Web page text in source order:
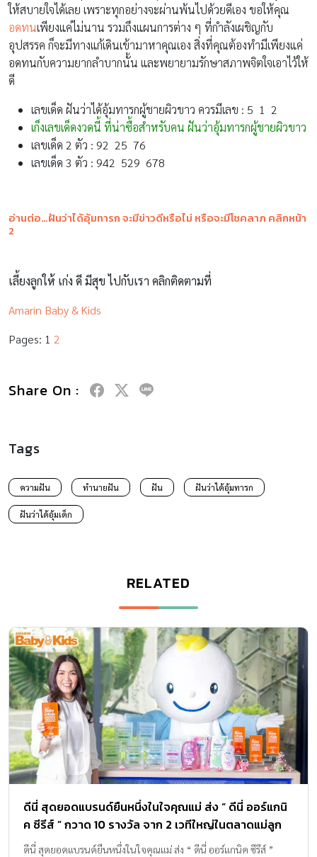
ให้สบายใจได้เลย เพราะทุกอย่างจะผ่านพ้นไปด้วยดีเอง ขอให้คุณ
อดทนเพียงแค่ไม่นาน รวมถึงแผนการต่าง ๆ ที่กำลังเผชิญกับ
อุปสรรค ก็จะมีทางแก้เดินเข้ามาหาคุณเอง สิ่งที่คุณต้องทำมีเพียงแค่
อดทนกับความยากลำบากนั้น และพยายามรักษาสภาพจิตใจเอาไว้ให้
ดี
เลขเด็ด ฝันว่าได้อุ้มทารกผู้ชายผิวขาว ควรมีเลข : 5 1 2
เก็งเลขเด็ดงวดนี้ ที่น่าซื้อสำหรับคน ฝันว่าอุ้มทารกผู้ชายผิวขาว
เลขเด็ด 2 ตัว : 92 25 76
เลขเด็ด 3 ตัว : 942 529 678
อ่านต่อ…ฝันว่าได้อุ้มทารก จะมีข่าวดีหรือไม่ หรือจะมีโชคลาภ คลิกหน้า
2
เลี้ยงลูกให้ เก่ง ดี มีสุข ไปกับเรา คลิกติดตามที่
Amarin Baby & Kids
Pages: 1 2
Share On :
Tags
ความฝัน ทำนายฝัน ฝัน ฝันว่าได้อุ้มทารก
ฝันว่าได้อุ้มเด็ก
RELATED
ดีนี่ สุดยอดแบรนด์ยืนหนึ่งในใจคุณแม่ ส่ง “ ดีนี่ ออร์แกนิ
ค ซีรีส์ ” กวาด 10 รางวัล จาก 2 เวทีใหญ่ในตลาดแม่ลูก
แห่งปี 2022
ดีนี่ สุดยอดแบรนด์ยืนหนึ่งในใจคุณแม่ ส่ง “ ดีนี่ ออร์แกนิค ซีรีส์ ”